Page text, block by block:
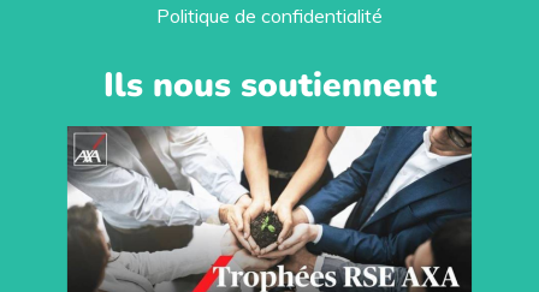
Politique de confidentialité
Ils nous soutiennent